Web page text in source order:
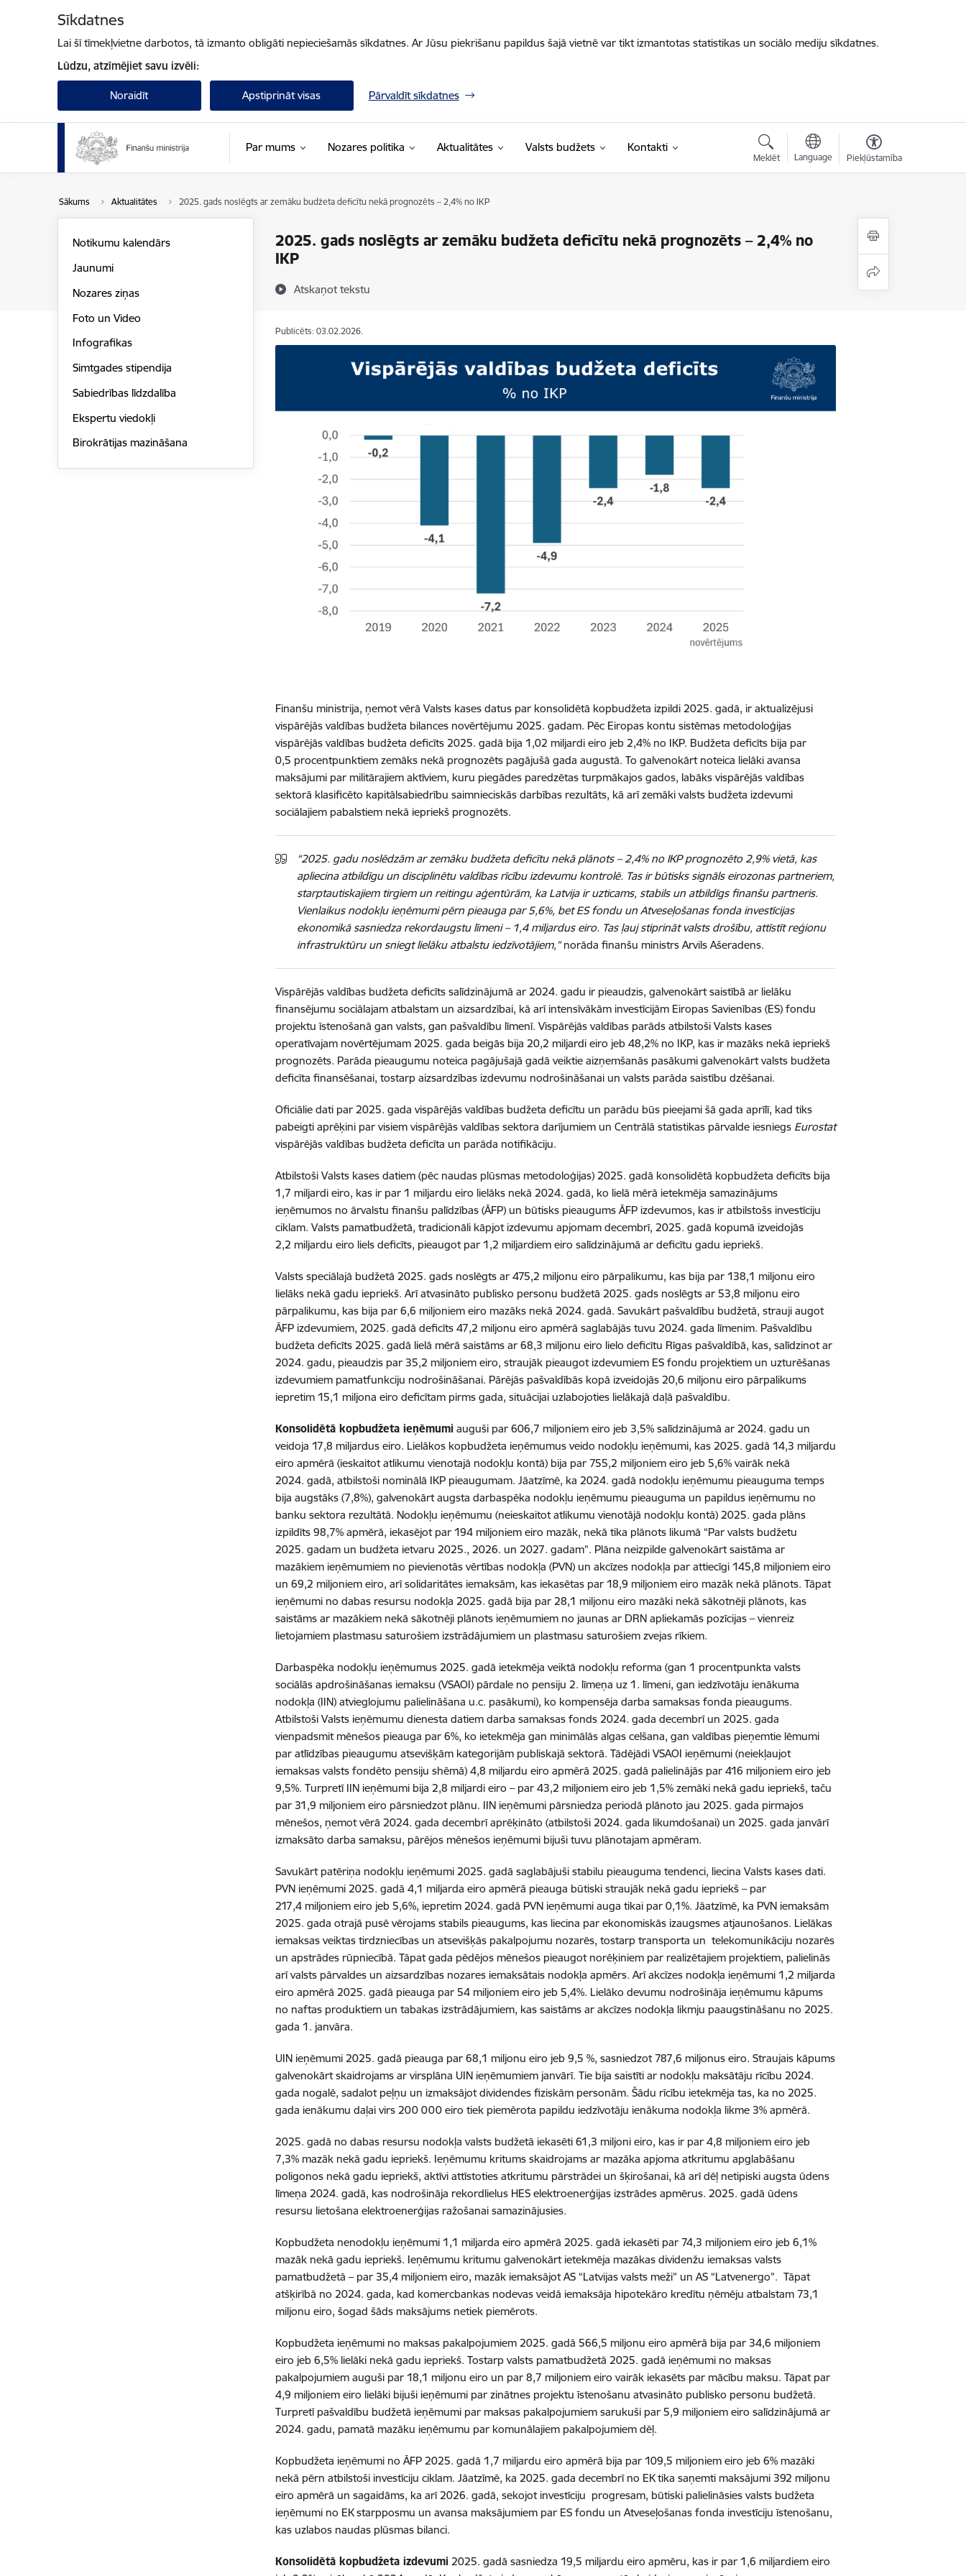
Sīkdatnes
Lai šī tīmekļvietne darbotos, tā izmanto obligāti nepieciešamās sīkdatnes. Ar Jūsu piekrišanu papildus šajā vietnē var tikt izmantotas statistikas un sociālo mediju sīkdatnes.
Lūdzu, atzīmējiet savu izvēli:
Noraidīt Apstiprināt visas Pārvaldīt sīkdatnes
Par mums Nozares politika Aktualitātes Valsts budžets Kontakti
Meklēt Language Piekļūstamība
Sākums Aktualitātes 2025. gads noslēgts ar zemāku budžeta deficītu nekā prognozēts – 2,4% no IKP
2025. gads noslēgts ar zemāku budžeta deficītu nekā prognozēts – 2,4% no
IKP
Atskaņot tekstu
Notikumu kalendārs
Jaunumi
Nozares ziņas
Foto un Video
Infografikas
Simtgades stipendija
Sabiedrības līdzdalība
Ekspertu viedokļi
Birokrātijas mazināšana
Publicēts: 03.02.2026.
Finanšu ministrija, ņemot vērā Valsts kases datus par konsolidētā kopbudžeta izpildi 2025. gadā, ir aktualizējusi
vispārējās valdības budžeta bilances novērtējumu 2025. gadam. Pēc Eiropas kontu sistēmas metodoloģijas
vispārējās valdības budžeta deficīts 2025. gadā bija 1,02 miljardi eiro jeb 2,4% no IKP. Budžeta deficīts bija par
0,5 procentpunktiem zemāks nekā prognozēts pagājušā gada augustā. To galvenokārt noteica lielāki avansa
maksājumi par militārajiem aktīviem, kuru piegādes paredzētas turpmākajos gados, labāks vispārējās valdības
sektorā klasificēto kapitālsabiedrību saimnieciskās darbības rezultāts, kā arī zemāki valsts budžeta izdevumi
sociālajiem pabalstiem nekā iepriekš prognozēts.
“2025. gadu noslēdzām ar zemāku budžeta deficītu nekā plānots – 2,4% no IKP prognozēto 2,9% vietā, kas
apliecina atbildīgu un disciplinētu valdības rīcību izdevumu kontrolē. Tas ir būtisks signāls eirozonas partneriem,
starptautiskajiem tirgiem un reitingu aģentūrām, ka Latvija ir uzticams, stabils un atbildīgs finanšu partneris.
Vienlaikus nodokļu ieņēmumi pērn pieauga par 5,6%, bet ES fondu un Atveseļošanas fonda investīcijas
ekonomikā sasniedza rekordaugstu līmeni – 1,4 miljardus eiro. Tas ļauj stiprināt valsts drošību, attīstīt reģionu
infrastruktūru un sniegt lielāku atbalstu iedzīvotājiem,”norāda finanšu ministrs Arvils Ašeradens.
Vispārējās valdības budžeta deficīts salīdzinājumā ar 2024. gadu ir pieaudzis, galvenokārt saistībā ar lielāku
finansējumu sociālajam atbalstam un aizsardzībai, kā arī intensīvākām investīcijām Eiropas Savienības (ES) fondu
projektu īstenošanā gan valsts, gan pašvaldību līmenī. Vispārējās valdības parāds atbilstoši Valsts kases
operatīvajam novērtējumam 2025. gada beigās bija 20,2 miljardi eiro jeb 48,2% no IKP, kas ir mazāks nekā iepriekš
prognozēts. Parāda pieaugumu noteica pagājušajā gadā veiktie aizņemšanās pasākumi galvenokārt valsts budžeta
deficīta finansēšanai, tostarp aizsardzības izdevumu nodrošināšanai un valsts parāda saistību dzēšanai.
Oficiālie dati par 2025. gada vispārējās valdības budžeta deficītu un parādu būs pieejami šā gada aprīlī, kad tiks
pabeigti aprēķini par visiem vispārējās valdības sektora darījumiem un Centrālā statistikas pārvalde iesniegs Eurostat
vispārējās valdības budžeta deficīta un parāda notifikāciju.
Atbilstoši Valsts kases datiem (pēc naudas plūsmas metodoloģijas) 2025. gadā konsolidētā kopbudžeta deficīts bija
1,7 miljardi eiro, kas ir par 1 miljardu eiro lielāks nekā 2024. gadā, ko lielā mērā ietekmēja samazinājums
ieņēmumos no ārvalstu finanšu palīdzības (ĀFP) un būtisks pieaugums ĀFP izdevumos, kas ir atbilstošs investīciju
ciklam. Valsts pamatbudžetā, tradicionāli kāpjot izdevumu apjomam decembrī, 2025. gadā kopumā izveidojās
2,2 miljardu eiro liels deficīts, pieaugot par 1,2 miljardiem eiro salīdzinājumā ar deficītu gadu iepriekš.
Valsts speciālajā budžetā 2025. gads noslēgts ar 475,2 miljonu eiro pārpalikumu, kas bija par 138,1 miljonu eiro
lielāks nekā gadu iepriekš. Arī atvasināto publisko personu budžetā 2025. gads noslēgts ar 53,8 miljonu eiro
pārpalikumu, kas bija par 6,6 miljoniem eiro mazāks nekā 2024. gadā. Savukārt pašvaldību budžetā, strauji augot
ĀFP izdevumiem, 2025. gadā deficīts 47,2 miljonu eiro apmērā saglabājās tuvu 2024. gada līmenim. Pašvaldību
budžeta deficīts 2025. gadā lielā mērā saistāms ar 68,3 miljonu eiro lielo deficītu Rīgas pašvaldībā, kas, salīdzinot ar
2024. gadu, pieaudzis par 35,2 miljoniem eiro, straujāk pieaugot izdevumiem ES fondu projektiem un uzturēšanas
izdevumiem pamatfunkciju nodrošināšanai. Pārējās pašvaldībās kopā izveidojās 20,6 miljonu eiro pārpalikums
iepretim 15,1 miljona eiro deficītam pirms gada, situācijai uzlabojoties lielākajā daļā pašvaldību.
Konsolidētā kopbudžeta ieņēmumi auguši par 606,7 miljoniem eiro jeb 3,5% salīdzinājumā ar 2024. gadu un
veidoja 17,8 miljardus eiro. Lielākos kopbudžeta ieņēmumus veido nodokļu ieņēmumi, kas 2025. gadā 14,3 miljardu
eiro apmērā (ieskaitot atlikumu vienotajā nodokļu kontā) bija par 755,2 miljoniem eiro jeb 5,6% vairāk nekā
2024. gadā, atbilstoši nominālā IKP pieaugumam. Jāatzīmē, ka 2024. gadā nodokļu ieņēmumu pieauguma temps
bija augstāks (7,8%), galvenokārt augsta darbaspēka nodokļu ieņēmumu pieauguma un papildus ieņēmumu no
banku sektora rezultātā. Nodokļu ieņēmumu (neieskaitot atlikumu vienotājā nodokļu kontā) 2025. gada plāns
izpildīts 98,7% apmērā, iekasējot par 194 miljoniem eiro mazāk, nekā tika plānots likumā “Par valsts budžetu
2025. gadam un budžeta ietvaru 2025., 2026. un 2027. gadam”. Plāna neizpilde galvenokārt saistāma ar
mazākiem ieņēmumiem no pievienotās vērtības nodokļa (PVN) un akcīzes nodokļa par attiecīgi 145,8 miljoniem eiro
un 69,2 miljoniem eiro, arī solidaritātes iemaksām, kas iekasētas par 18,9 miljoniem eiro mazāk nekā plānots. Tāpat
ieņēmumi no dabas resursu nodokļa 2025. gadā bija par 28,1 miljonu eiro mazāki nekā sākotnēji plānots, kas
saistāms ar mazākiem nekā sākotnēji plānots ieņēmumiem no jaunas ar DRN apliekamās pozīcijas – vienreiz
lietojamiem plastmasu saturošiem izstrādājumiem un plastmasu saturošiem zvejas rīkiem.
Darbaspēka nodokļu ieņēmumus 2025. gadā ietekmēja veiktā nodokļu reforma (gan 1 procentpunkta valsts
sociālās apdrošināšanas iemaksu (VSAOI) pārdale no pensiju 2. līmeņa uz 1. līmeni, gan iedzīvotāju ienākuma
nodokļa (IIN) atvieglojumu palielināšana u.c. pasākumi), ko kompensēja darba samaksas fonda pieaugums.
Atbilstoši Valsts ieņēmumu dienesta datiem darba samaksas fonds 2024. gada decembrī un 2025. gada
vienpadsmit mēnešos pieauga par 6%, ko ietekmēja gan minimālās algas celšana, gan valdības pieņemtie lēmumi
par atlīdzības pieaugumu atsevišķām kategorijām publiskajā sektorā. Tādējādi VSAOI ieņēmumi (neiekļaujot
iemaksas valsts fondēto pensiju shēmā) 4,8 miljardu eiro apmērā 2025. gadā palielinājās par 416 miljoniem eiro jeb
9,5%. Turpretī IIN ieņēmumi bija 2,8 miljardi eiro – par 43,2 miljoniem eiro jeb 1,5% zemāki nekā gadu iepriekš, taču
par 31,9 miljoniem eiro pārsniedzot plānu. IIN ieņēmumi pārsniedza periodā plānoto jau 2025. gada pirmajos
mēnešos, ņemot vērā 2024. gada decembrī aprēķināto (atbilstoši 2024. gada likumdošanai) un 2025. gada janvārī
izmaksāto darba samaksu, pārējos mēnešos ieņēmumi bijuši tuvu plānotajam apmēram.
Savukārt patēriņa nodokļu ieņēmumi 2025. gadā saglabājuši stabilu pieauguma tendenci, liecina Valsts kases dati.
PVN ieņēmumi 2025. gadā 4,1 miljarda eiro apmērā pieauga būtiski straujāk nekā gadu iepriekš – par
217,4 miljoniem eiro jeb 5,6%, iepretim 2024. gadā PVN ieņēmumi auga tikai par 0,1%. Jāatzīmē, ka PVN iemaksām
2025. gada otrajā pusē vērojams stabils pieaugums, kas liecina par ekonomiskās izaugsmes atjaunošanos. Lielākas
iemaksas veiktas tirdzniecības un atsevišķās pakalpojumu nozarēs, tostarp transporta un telekomunikāciju nozarēs
un apstrādes rūpniecībā. Tāpat gada pēdējos mēnešos pieaugot norēķiniem par realizētajiem projektiem, palielinās
arī valsts pārvaldes un aizsardzības nozares iemaksātais nodokļa apmērs. Arī akcīzes nodokļa ieņēmumi 1,2 miljarda
eiro apmērā 2025. gadā pieauga par 54 miljoniem eiro jeb 5,4%. Lielāko devumu nodrošināja ieņēmumu kāpums
no naftas produktiem un tabakas izstrādājumiem, kas saistāms ar akcīzes nodokļa likmju paaugstināšanu no 2025.
gada 1. janvāra.
UIN ieņēmumi 2025. gadā pieauga par 68,1 miljonu eiro jeb 9,5 %, sasniedzot 787,6 miljonus eiro. Straujais kāpums
galvenokārt skaidrojams ar virsplāna UIN ieņēmumiem janvārī. Tie bija saistīti ar nodokļu maksātāju rīcību 2024.
gada nogalē, sadalot peļņu un izmaksājot dividendes fiziskām personām. Šādu rīcību ietekmēja tas, ka no 2025.
gada ienākumu daļai virs 200 000 eiro tiek piemērota papildu iedzīvotāju ienākuma nodokļa likme 3% apmērā.
2025. gadā no dabas resursu nodokļa valsts budžetā iekasēti 61,3 miljoni eiro, kas ir par 4,8 miljoniem eiro jeb
7,3% mazāk nekā gadu iepriekš. Ieņēmumu kritums skaidrojams ar mazāka apjoma atkritumu apglabāšanu
poligonos nekā gadu iepriekš, aktīvi attīstoties atkritumu pārstrādei un šķirošanai, kā arī dēļ netipiski augsta ūdens
līmeņa 2024. gadā, kas nodrošināja rekordlielus HES elektroenerģijas izstrādes apmērus. 2025. gadā ūdens
resursu lietošana elektroenerģijas ražošanai samazinājusies.
Kopbudžeta nenodokļu ieņēmumi 1,1 miljarda eiro apmērā 2025. gadā iekasēti par 74,3 miljoniem eiro jeb 6,1%
mazāk nekā gadu iepriekš. Ieņēmumu kritumu galvenokārt ietekmēja mazākas dividenžu iemaksas valsts
pamatbudžetā – par 35,4 miljoniem eiro, mazāk iemaksājot AS “Latvijas valsts meži” un AS “Latvenergo”. Tāpat
atšķirībā no 2024. gada, kad komercbankas nodevas veidā iemaksāja hipotekāro kredītu ņēmēju atbalstam 73,1
miljonu eiro, šogad šāds maksājums netiek piemērots.
Kopbudžeta ieņēmumi no maksas pakalpojumiem 2025. gadā 566,5 miljonu eiro apmērā bija par 34,6 miljoniem
eiro jeb 6,5% lielāki nekā gadu iepriekš. Tostarp valsts pamatbudžetā 2025. gadā ieņēmumi no maksas
pakalpojumiem auguši par 18,1 miljonu eiro un par 8,7 miljoniem eiro vairāk iekasēts par mācību maksu. Tāpat par
4,9 miljoniem eiro lielāki bijuši ieņēmumi par zinātnes projektu īstenošanu atvasināto publisko personu budžetā.
Turpretī pašvaldību budžetā ieņēmumi par maksas pakalpojumiem sarukuši par 5,9 miljoniem eiro salīdzinājumā ar
2024. gadu, pamatā mazāku ieņēmumu par komunālajiem pakalpojumiem dēļ.
Kopbudžeta ieņēmumi no ĀFP 2025. gadā 1,7 miljardu eiro apmērā bija par 109,5 miljoniem eiro jeb 6% mazāki
nekā pērn atbilstoši investīciju ciklam. Jāatzīmē, ka 2025. gada decembrī no EK tika saņemti maksājumi 392 miljonu
eiro apmērā un sagaidāms, ka arī 2026. gadā, sekojot investīciju progresam, būtiski palielināsies valsts budžeta
ieņēmumi no EK starpposmu un avansa maksājumiem par ES fondu un Atveseļošanas fonda investīciju īstenošanu,
kas uzlabos naudas plūsmas bilanci.
Konsolidētā kopbudžeta izdevumi 2025. gadā sasniedza 19,5 miljardu eiro apmēru, kas ir par 1,6 miljardiem eiro